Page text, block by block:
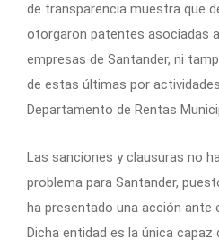
de transparencia muestra que
otorgaron patentes asociadas
empresas de Santander, ni
de estas últimas por
Departamento de Rentas
Las sanciones y clausuras no
problema para Santander,
ha presentado una acción ante
Dicha entidad es la única capaz